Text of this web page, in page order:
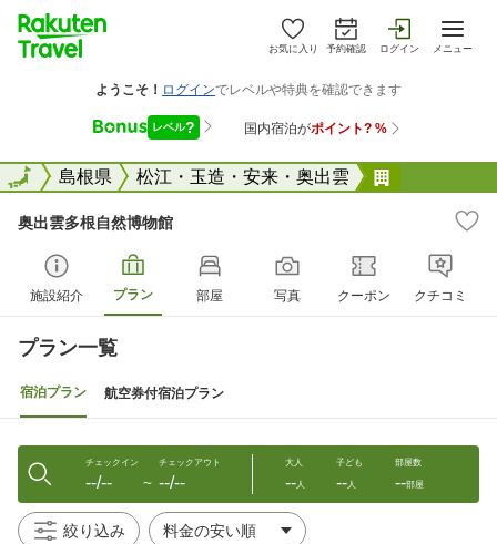
お気に入り 予約確認 ログイン メニュー
全国島根県 松江・玉造・安来・奥出雲
全国
奥出雲多根自然博物館
施設紹介 プラン 部屋 写真 クーポン クチコミ
プラン一覧
宿泊プラン 航空券付宿泊プラン
チェックイン
--/-- 〜
チェックアウト
--/--
大人
--人
子ども
--人
部屋数
--部屋
絞り込み